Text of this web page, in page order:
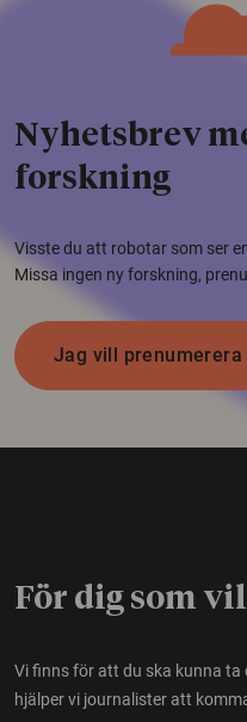
Nyhetsbrev
forskning
Visste du att robotar som ser
Missa ingen ny forskning,
Jag vill prenumerera
För dig som
Vi finns för att du ska kunna ta
hjälper vi journalister att